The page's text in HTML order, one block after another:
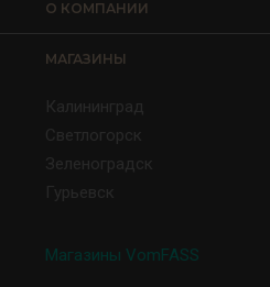
О КОМПАНИИ
МАГАЗИНЫ
Калининград
Светлогорск
Зеленоградск
Гурьевск
Магазины VomFASS